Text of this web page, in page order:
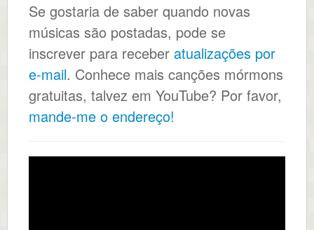
Se gostaria de saber quando novas
músicas são postadas, pode se
inscrever para receber atualizações por
e-mail. Conhece mais canções mórmons
gratuitas, talvez em YouTube? Por favor,
mande-me o endereço!